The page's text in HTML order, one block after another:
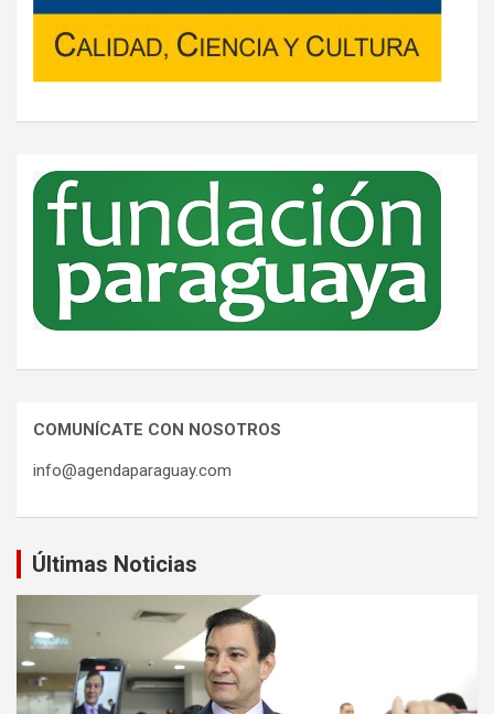
COMUNÍCATE CON NOSOTROS
info@agendaparaguay.com
Últimas Noticias